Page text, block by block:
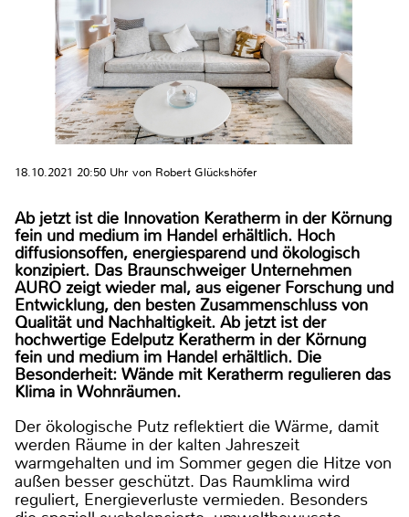
18.10.2021 20:50 Uhr von Robert Glückshöfer
Ab jetzt ist die Innovation Keratherm in der Körnung
fein und medium im Handel erhältlich. Hoch
diffusionsoffen, energiesparend und ökologisch
konzipiert. Das Braunschweiger Unternehmen
AURO zeigt wieder mal, aus eigener Forschung und
Entwicklung, den besten Zusammenschluss von
Qualität und Nachhaltigkeit. Ab jetzt ist der
hochwertige Edelputz Keratherm in der Körnung
fein und medium im Handel erhältlich. Die
Besonderheit: Wände mit Keratherm regulieren das
Klima in Wohnräumen.
Der ökologische Putz reflektiert die Wärme, damit
werden Räume in der kalten Jahreszeit
warmgehalten und im Sommer gegen die Hitze von
außen besser geschützt. Das Raumklima wird
reguliert, Energieverluste vermieden. Besonders